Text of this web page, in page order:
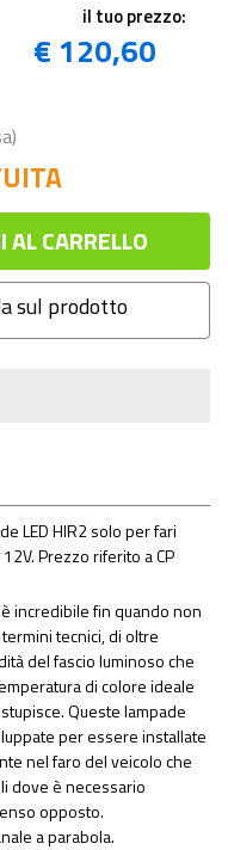
il tuo prezzo:
€ 120,60
CARRELLO
sul prodotto
LED HIR2 solo per fari
Prezzo riferito a CP
incredibile fin quando non
tecnici, di oltre
del fascio luminoso che
di colore ideale
Queste lampade
per essere installate
nel faro del veicolo che
dove è necessario
opposto.
a parabola.